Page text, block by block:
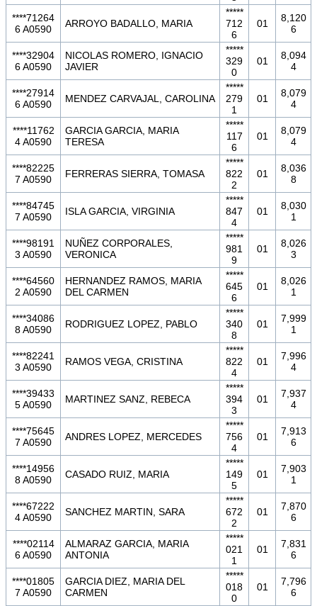
****71264
6 A0590
ARROYO BADALLO, MARIA
*****
712
6
01
8,120
6
****32904
6 A0590
NICOLAS ROMERO, IGNACIO
JAVIER
*****
329
0
01
8,094
4
****27914
6 A0590
MENDEZ CARVAJAL, CAROLINA
*****
279
1
01
8,079
4
****11762
4 A0590
GARCIA GARCIA, MARIA
TERESA
*****
117
6
01
8,079
4
****82225
7 A0590
FERRERAS SIERRA, TOMASA
*****
822
2
01
8,036
8
****84745
7 A0590
ISLA GARCIA, VIRGINIA
*****
847
4
01
8,030
1
****98191
3 A0590
NUÑEZ CORPORALES,
VERONICA
*****
981
9
01
8,026
3
****64560
2 A0590
HERNANDEZ RAMOS, MARIA
DEL CARMEN
*****
645
6
01
8,026
1
****34086
8 A0590
RODRIGUEZ LOPEZ, PABLO
*****
340
8
01
7,999
1
****82241
3 A0590
RAMOS VEGA, CRISTINA
*****
822
4
01
7,996
4
****39433
5 A0590
MARTINEZ SANZ, REBECA
*****
394
3
01
7,937
4
****75645
7 A0590
ANDRES LOPEZ, MERCEDES
*****
756
4
01
7,913
6
****14956
8 A0590
CASADO RUIZ, MARIA
*****
149
5
01
7,903
1
****67222
4 A0590
SANCHEZ MARTIN, SARA
*****
672
2
01
7,870
6
****02114
6 A0590
ALMARAZ GARCIA, MARIA
ANTONIA
*****
021
1
01
7,831
6
****01805
7 A0590
GARCIA DIEZ, MARIA DEL
CARMEN
*****
018
0
01
7,796
6